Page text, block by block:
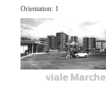
Orientation: 1
viale Marche